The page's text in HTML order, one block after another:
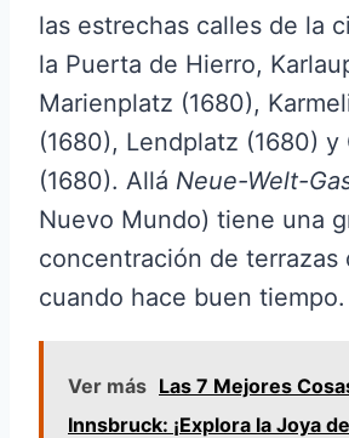
las estrechas calles de la
la Puerta de Hierro,
Marienplatz (1680),
(1680), Lendplatz (1680) y
(1680). Allá Neue-Welt-
Nuevo Mundo) tiene una
concentración de terrazas
cuando hace buen tiempo.
Ver más Las 7 Mejores
Innsbruck: ¡Explora la Joya